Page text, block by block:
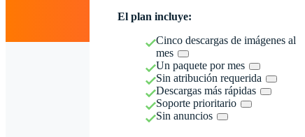
El plan incluye:
Cinco descargas de imágenes al
mes
Un paquete por mes
Sin atribución requerida
Descargas más rápidas
Soporte prioritario
Sin anuncios